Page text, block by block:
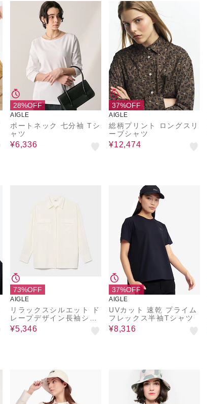
28%OFF
AIGLE
ボートネック 七分袖 Tシ
ャツ
¥6,336
37%OFF
AIGLE
総柄プリント ロングスリ
ーブシャツ
¥12,474
73%OFF
AIGLE
リラックスシルエット ド
レープデザイン長袖シャ
ツ
¥5,346
37%OFF
AIGLE
UVカット 速乾 プライム
フレックス半袖Tシャツ
¥8,316